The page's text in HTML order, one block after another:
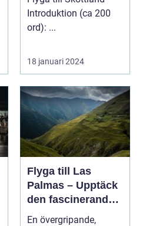
landet
Introduktion (ca 200
ord): ...
18 januari 2024
Flyga till Las
Palmas – Upptäck
den fascinerande
ögruppen
En övergripande,